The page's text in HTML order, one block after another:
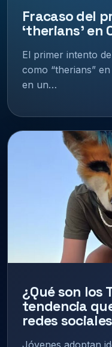
Fracaso del
‘therians’ en
El primer intento
como “therians”
en un…
¿Qué son los
tendencia
redes sociales
Jóvenes adoptan